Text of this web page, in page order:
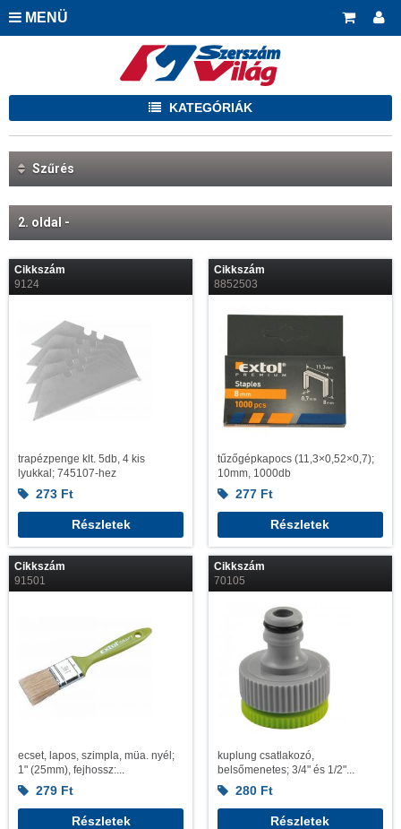
MENÜ
KATEGÓRIÁK
Szűrés
2. oldal -
Cikkszám
9124
trapézpenge klt. 5db, 4 kis
lyukkal; 745107-hez
273 Ft
Részletek
Cikkszám
8852503
tűzőgépkapocs (11,3×0,52×0,7);
10mm, 1000db
277 Ft
Részletek
Cikkszám
91501
ecset, lapos, szimpla, müa. nyél;
1" (25mm), fejhossz:...
279 Ft
Részletek
Cikkszám
70105
kuplung csatlakozó,
belsőmenetes; 3/4" és 1/2"...
280 Ft
Részletek